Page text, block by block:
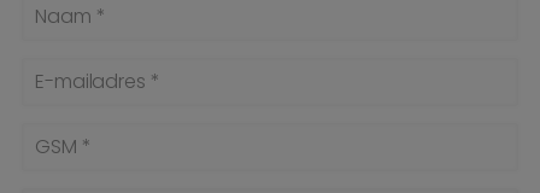
Naam *
E-mailadres *
GSM *